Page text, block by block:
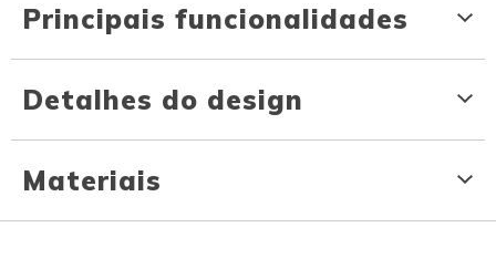
Principais funcionalidades
Detalhes do design
Materiais